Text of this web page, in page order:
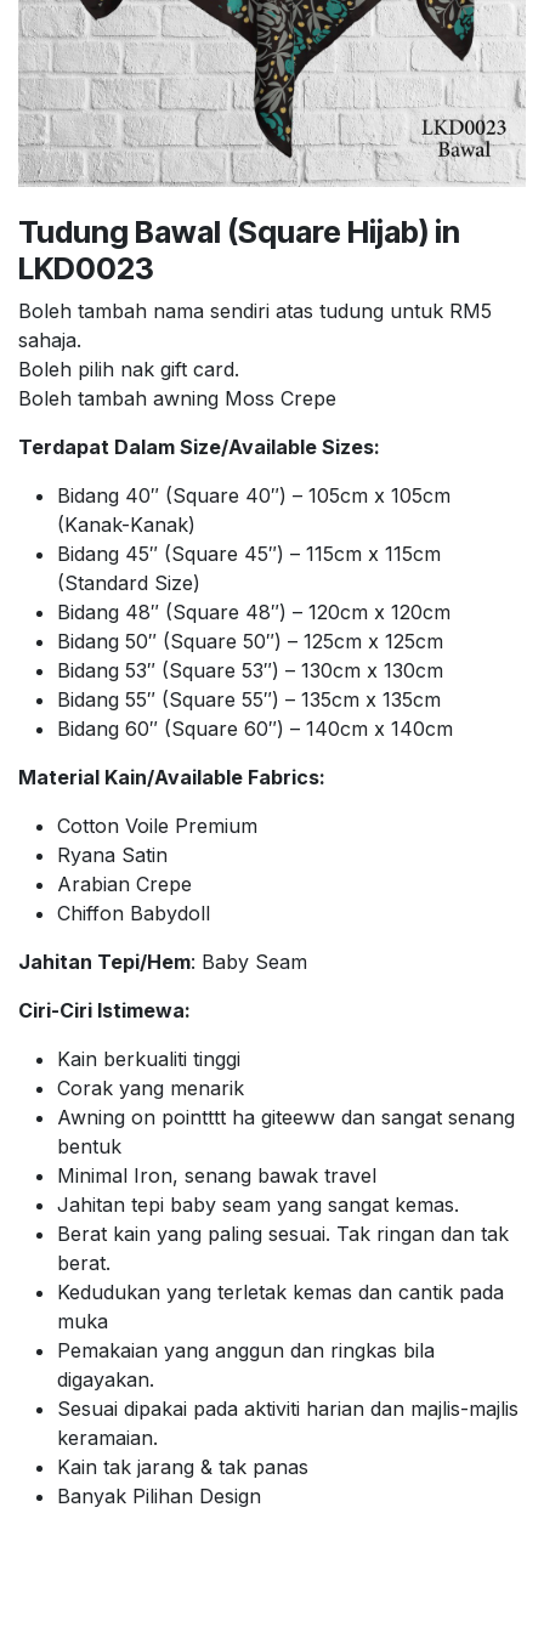
Tudung Bawal (Square Hijab) in
LKD0023
Boleh tambah nama sendiri atas tudung untuk RM5
sahaja.
Boleh pilih nak gift card.
Boleh tambah awning Moss Crepe
Terdapat Dalam Size/Available Sizes:
Bidang 40″ (Square 40″) – 105cm x 105cm
(Kanak-Kanak)
Bidang 45″ (Square 45″) – 115cm x 115cm
(Standard Size)
Bidang 48″ (Square 48″) – 120cm x 120cm
Bidang 50″ (Square 50″) – 125cm x 125cm
Bidang 53″ (Square 53″) – 130cm x 130cm
Bidang 55″ (Square 55″) – 135cm x 135cm
Bidang 60″ (Square 60″) – 140cm x 140cm
Material Kain/Available Fabrics:
Cotton Voile Premium
Ryana Satin
Arabian Crepe
Chiffon Babydoll
Jahitan Tepi/Hem: Baby Seam
Ciri-Ciri Istimewa:
Kain berkualiti tinggi
Corak yang menarik
Awning on pointttt ha giteeww dan sangat senang
bentuk
Minimal Iron, senang bawak travel
Jahitan tepi baby seam yang sangat kemas.
Berat kain yang paling sesuai. Tak ringan dan tak
berat.
Kedudukan yang terletak kemas dan cantik pada
muka
Pemakaian yang anggun dan ringkas bila
digayakan.
Sesuai dipakai pada aktiviti harian dan majlis-majlis
keramaian.
Kain tak jarang & tak panas
Banyak Pilihan Design